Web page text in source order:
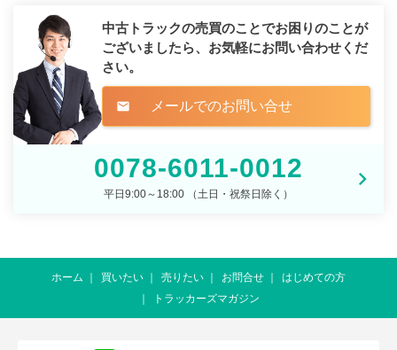
中古トラックの売買のことでお困りのことが
ございましたら、 お気軽にお問い合わせくだ
さい。
mail メールでのお問い合せ
0078-6011-0012
平日9:00～18:00 （土日・祝祭日除く）
ホーム 買いたい 売りたい お問合せ
はじめての方
トラッカーズマガジン